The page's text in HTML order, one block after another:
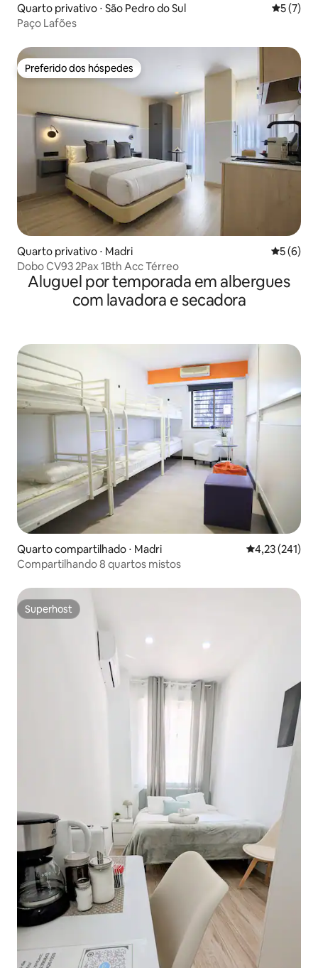
Quarto privativo ⋅ São Pedro do Sul 5 de
5 (7)
Paço Lafões
Preferido dos hóspedes
Preferido dos hóspedes
Quarto privativo ⋅ Madri 5 de
5 (6)
Dobo CV93 2Pax 1Bth Acc Térreo
Aluguel por temporada em albergues
com lavadora e secadora
Quarto compartilhado ⋅ Madri 4,23 de uma
4,23 (241)
Compartilhando 8 quartos mistos
Superhost
Superhost